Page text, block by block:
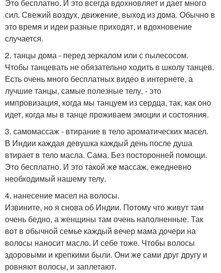
Это бесплатно. И это всегда вдохновляет и дает много
сил. Свежий воздух, движение, выход из дома. Обычно в
это время и идеи разные приходят, и вдохновение
случается.
2. танцы дома - перед зеркалом или с пылесосом.
Чтобы танцевать не обязательно ходить в школу танцев.
Есть очень много бесплатных видео в интернете, а
лучшие танцы, самые полезные телу, - это
импровизация, когда мы танцуем из сердца, так, как оно
идет, когда мы в танце проживаем эмоции и состояния.
3. самомассаж - втирание в тело ароматических масел.
В Индии каждая девушка каждый день после душа
втирает в тело масла. Сама. Без посторонней помощи.
Это бесплатно. И это такой же массаж, ежедневно
необходимый нашему телу.
4. нанесение масел на волосы.
Извините, но я снова об Индии. Потому что живут там
очень бедно, а женщины там очень наполненные. Так
вот в обычной семье каждый вечер мама дочери на
волосы наносит масло. И себе тоже. Чтобы волосы
здоровыми и крепкими были. Они же сами друг другу и
ровняют волосы, и заплетают.